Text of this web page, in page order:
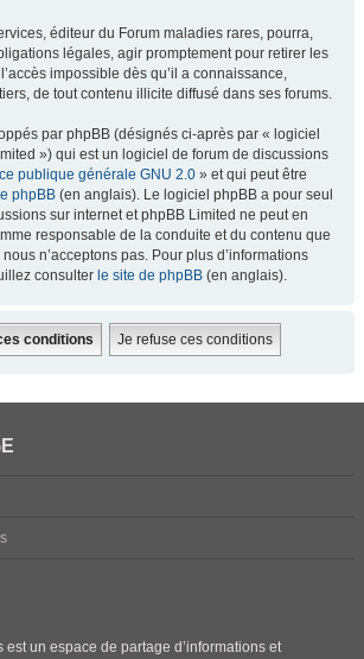
éditeur du Forum maladies rares, pourra,
légales, agir promptement pour retirer les
impossible dès qu’il a connaissance,
de tout contenu illicite diffusé dans ses forums.
par phpBB (désignés ci-après par « logiciel
») qui est un logiciel de forum de discussions
publique générale GNU 2.0 » et qui peut être
phpBB (en anglais). Le logiciel phpBB a pour seul
sur internet et phpBB Limited ne peut en
responsable de la conduite et du contenu que
n’acceptons pas. Pour plus d’informations
consulter le site de phpBB (en anglais).
est un espace de partage d’informations et